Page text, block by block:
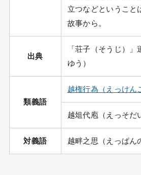
立つなどということ
故事から。
出典
「荘子（そうじ）」
ゆう）
類義語
越権行為（えっけん
越俎代庖（えっそだ
対義語 越畔之思（えっぱん